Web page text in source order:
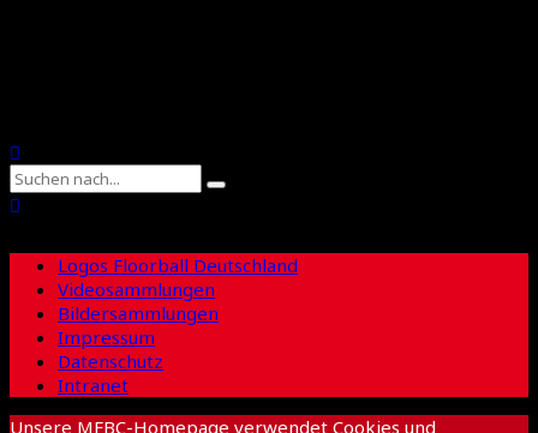
Logos Floorball Deutschland
Videosammlungen
Bildersammlungen
Impressum
Datenschutz
Intranet
Unsere MFBC-Homepage verwendet Cookies und